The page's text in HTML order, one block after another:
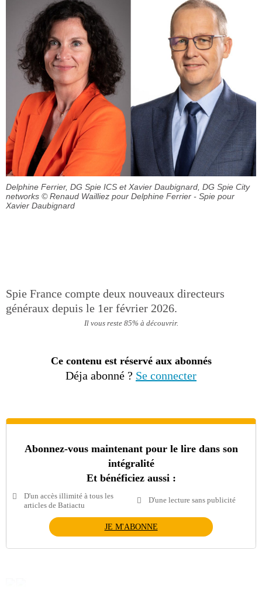
Delphine Ferrier, DG Spie ICS et Xavier Daubignard, DG Spie City
networks © Renaud Wailliez pour Delphine Ferrier - Spie pour
Xavier Daubignard
Spie France compte deux nouveaux directeurs
généraux depuis le 1er février 2026.
Il vous reste 85% à découvrir.
Ce contenu est réservé aux abonnés
Déja abonné ? Se connecter
Abonnez-vous maintenant pour le lire dans son
intégralité
Et bénéficiez aussi :
D'un accès illimité à tous les
articles de Batiactu
D'une lecture sans publicité
JE M'ABONNE